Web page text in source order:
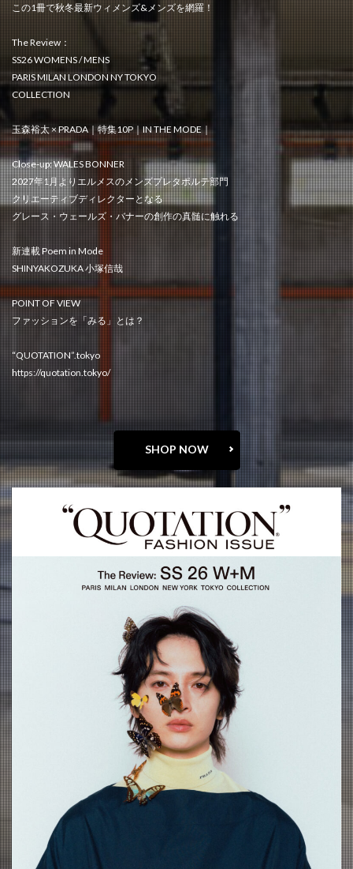
この1冊で秋冬最新ウィメンズ&メンズを網羅！
The Review：
SS26 WOMENS / MENS
PARIS MILAN LONDON NY TOKYO
COLLECTION
玉森裕太 × PRADA｜特集10P｜IN THE MODE｜
Close-up: WALES BONNER
2027年1月よりエルメスのメンズプレタポルテ部門
クリエーティブディレクターとなる
グレース・ウェールズ・バナーの創作の真髄に触れる
新連載 Poem in Mode
SHINYAKOZUKA 小塚信哉
POINT OF VIEW
ファッションを「みる」とは？
“QUOTATION”.tokyo
https://quotation.tokyo/
SHOP NOW